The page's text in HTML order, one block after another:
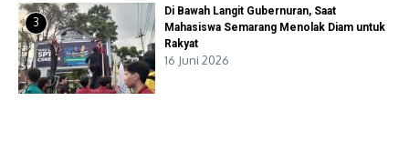
3
Di Bawah Langit Gubernuran, Saat
Mahasiswa Semarang Menolak Diam untuk
Rakyat
16 Juni 2026